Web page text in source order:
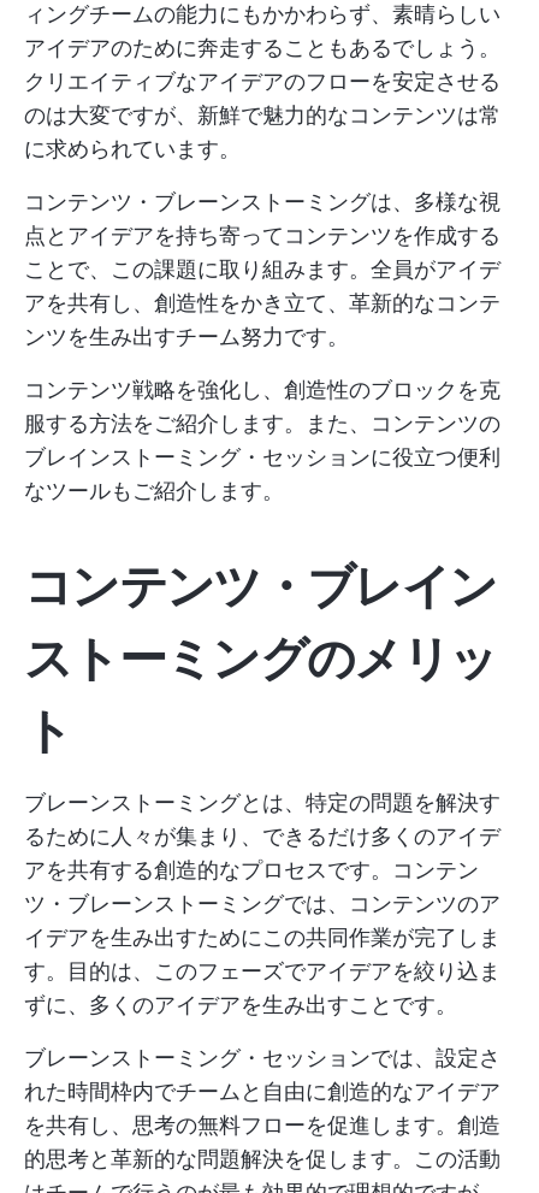
ィングチームの能力にもかかわらず、素晴らしい
アイデアのために奔走することもあるでしょう。
クリエイティブなアイデアのフローを安定させる
のは大変ですが、新鮮で魅力的なコンテンツは常
に求められています。
コンテンツ・ブレーンストーミングは、多様な視
点とアイデアを持ち寄ってコンテンツを作成する
ことで、この課題に取り組みます。全員がアイデ
アを共有し、創造性をかき立て、革新的なコンテ
ンツを生み出すチーム努力です。
コンテンツ戦略を強化し、創造性のブロックを克
服する方法をご紹介します。また、コンテンツの
ブレインストーミング・セッションに役立つ便利
なツールもご紹介します。
コンテンツ・ブレイン
ストーミングのメリッ
ト
ブレーンストーミングとは、特定の問題を解決す
るために人々が集まり、できるだけ多くのアイデ
アを共有する創造的なプロセスです。コンテン
ツ・ブレーンストーミングでは、コンテンツのア
イデアを生み出すためにこの共同作業が完了しま
す。目的は、このフェーズでアイデアを絞り込ま
ずに、多くのアイデアを生み出すことです。
ブレーンストーミング・セッションでは、設定さ
れた時間枠内でチームと自由に創造的なアイデア
を共有し、思考の無料フローを促進します。創造
的思考と革新的な問題解決を促します。この活動